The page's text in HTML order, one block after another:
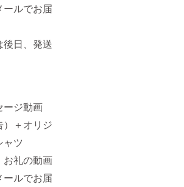
ールでお届
日、発送
ジ動画
）＋オリジ
ャツ
お礼の動画
ールでお届